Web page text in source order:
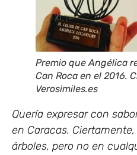
Premio que Angélica
Can Roca en el 2016.
Verosimiles.es
Quería expresar con
en Caracas.
árboles, pero no en